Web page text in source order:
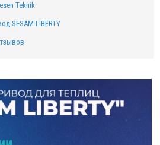
Teknik
SESAM LIBERTY